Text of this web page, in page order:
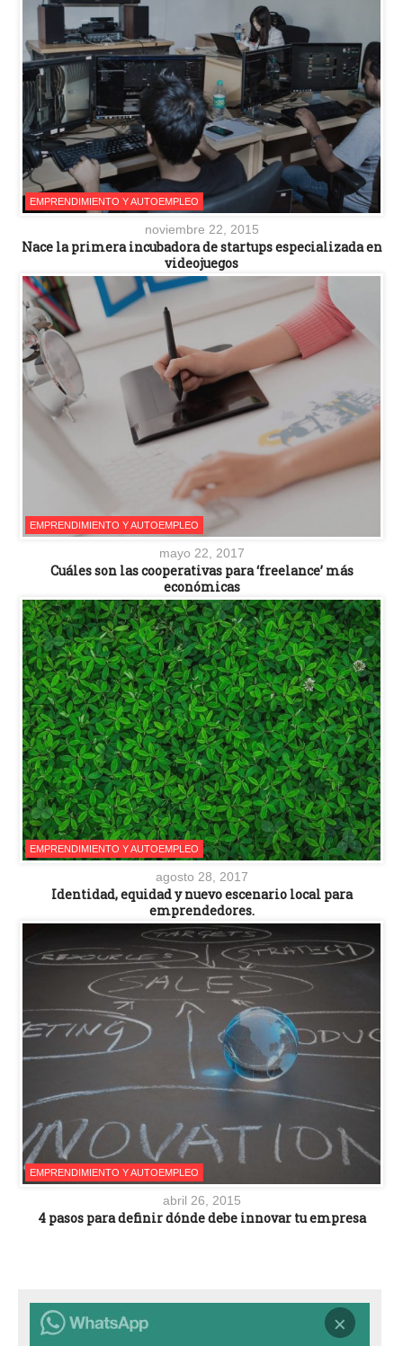
EMPRENDIMIENTO Y AUTOEMPLEO
noviembre 22, 2015
Nace la primera incubadora de startups especializada en
videojuegos
EMPRENDIMIENTO Y AUTOEMPLEO
mayo 22, 2017
Cuáles son las cooperativas para ‘freelance’ más
económicas
EMPRENDIMIENTO Y AUTOEMPLEO
agosto 28, 2017
Identidad, equidad y nuevo escenario local para
emprendedores.
EMPRENDIMIENTO Y AUTOEMPLEO
abril 26, 2015
4 pasos para definir dónde debe innovar tu empresa